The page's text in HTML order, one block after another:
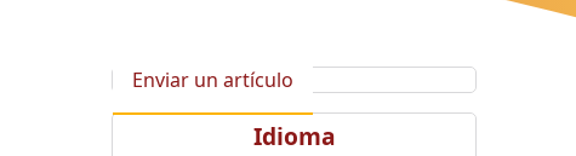
Enviar un artículo
Idioma